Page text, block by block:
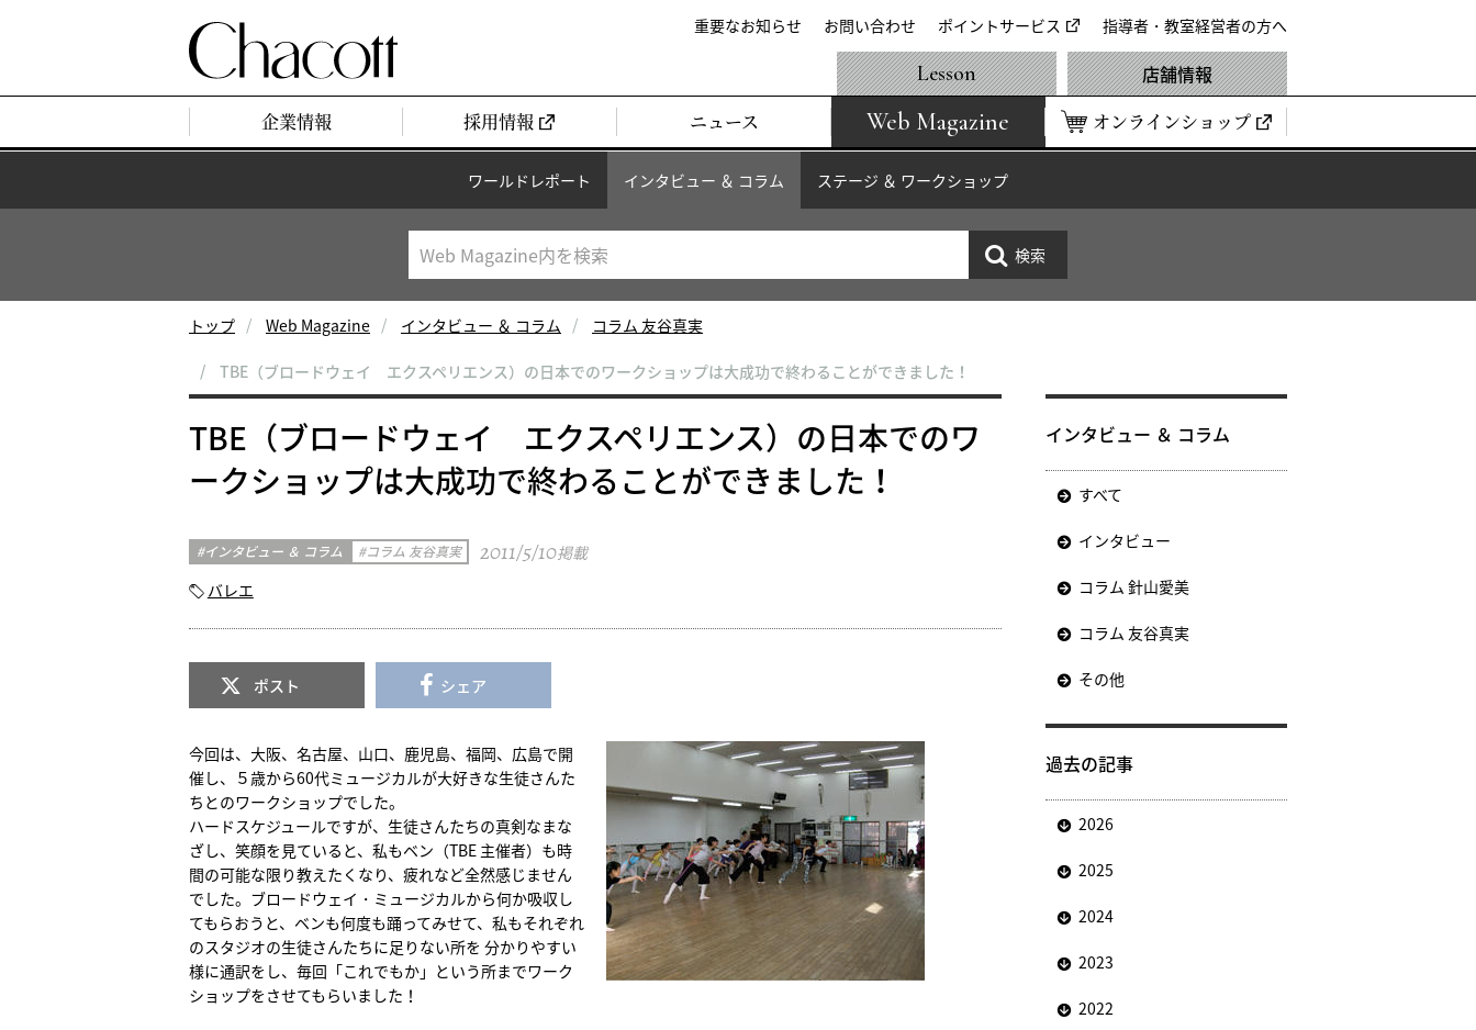
重要なお知らせ お問い合わせ ポイントサービス 指導者・教室経営者の方へ
企業情報 採用情報 ニュース Web Magazine オンラインショップ
Lesson 店舗情報
ワールドレポート インタビュー ＆ コラム ステージ ＆ ワークショップ
トップ Web Magazine インタビュー ＆ コラム コラム 友谷真実
TBE（ブロードウェイ エクスペリエンス）の日本でのワークショップは大成功で終わることができました！
TBE（ブロードウェイ エクスペリエンス）の日本でのワ
ークショップは大成功で終わることができました！
インタビュー ＆ コラム コラム 友谷真実 2011/5/10掲載
バレエ
ポスト シェア
今回は、大阪、名古屋、山口、鹿児島、福岡、広島で開
催し、５歳から60代ミュージカルが大好きな生徒さんた
ちとのワークショップでした。
ハードスケジュールですが、生徒さんたちの真剣なまな
ざし、笑顔を見ていると、私もベン（TBE 主催者）も時
間の可能な限り教えたくなり、疲れなど全然感じません
でした。ブロードウェイ・ミュージカルから何か吸収し
てもらおうと、ベンも何度も踊ってみせて、私もそれぞれ
のスタジオの生徒さんたちに足りない所を 分かりやすい
様に通訳をし、毎回「これでもか」という所までワーク
ショップをさせてもらいました！
インタビュー ＆ コラム
すべて
インタビュー
コラム 針山愛美
コラム 友谷真実
その他
過去の記事
2026
2025
2024
2023
2022